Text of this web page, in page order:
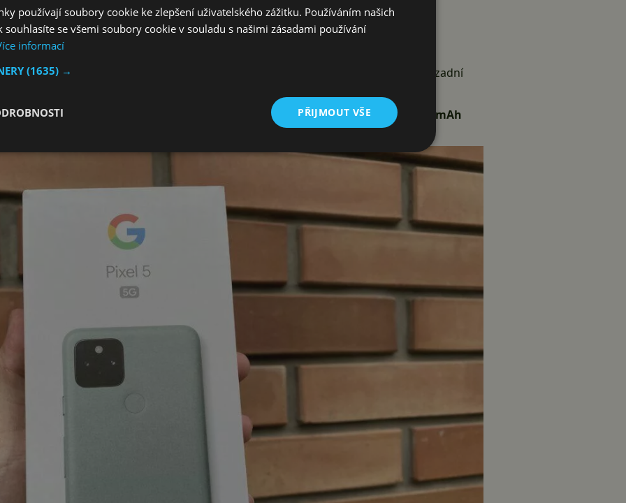
5G
panelem s rozlišením 2340 x 1080 pixelů a 90 Hz obnovovací frekvencí
. Na zadní
prstů také
12,2 megapixelový hlavní fotoaparát a také 8 megapixelový
dokáže natáčet 4K video při 60 FPS, což jistě potěší a o výdrž se stará
4080 mAh
zmíněný
používají soubory cookie ke zlepšení uživatelského zážitku. Používáním našich
souhlasíte se všemi soubory cookie v souladu s našimi zásadami používání
informací
(1635) →
PŘIJMOUT VŠE